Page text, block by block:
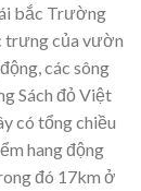
bắc Trường
trưng của vườn
các sông
Sách đỏ Việt
có tổng chiều
hang động
đó 17km ở